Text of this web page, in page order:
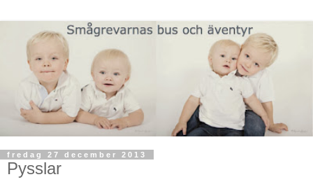
fredag 27 december 2013
Pysslar